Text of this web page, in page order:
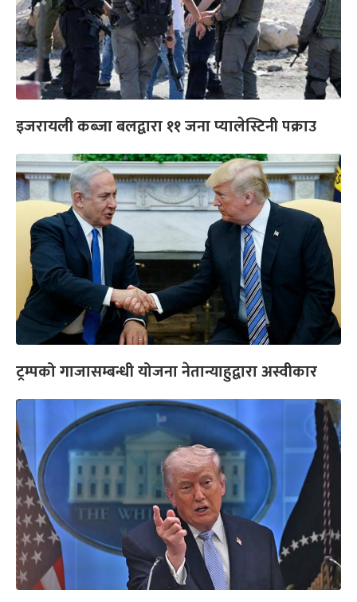
इजरायली कब्जा बलद्वारा ११ जना प्यालेस्टिनी पक्राउ
ट्रम्पको गाजासम्बन्धी योजना नेतान्याहुद्वारा अस्वीकार